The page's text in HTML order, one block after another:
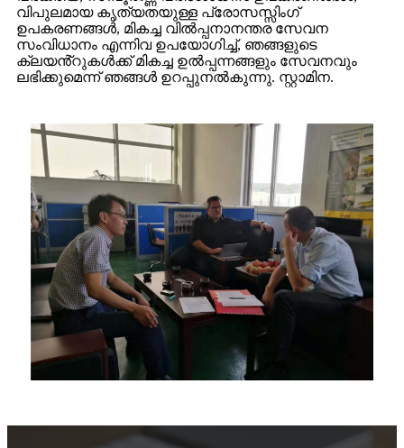
വിപുലമായ കൃത്യതയുള്ള പ്രോസസ്സിംഗ്
ഉപകരണങ്ങൾ, മികച്ച വിൽപ്പനാനന്തര സേവന
സംവിധാനം എന്നിവ ഉപയോഗിച്ച്, ഞങ്ങളുടെ
ക്ലയൻ്റുകൾക്ക് മികച്ച ഉൽപ്പന്നങ്ങളും സേവനവും
ലഭിക്കുമെന്ന് ഞങ്ങൾ ഉറപ്പുനൽകുന്നു. സ്റ്റാമിന.